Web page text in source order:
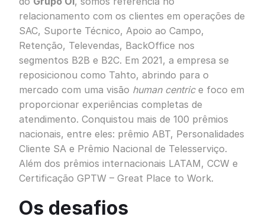
relacionamento com os clientes em operações de
SAC, Suporte Técnico, Apoio ao Campo,
Retenção, Televendas, BackOffice nos
segmentos B2B e B2C. Em 2021, a empresa se
reposicionou como Tahto, abrindo para o
mercado com uma visão human centrice foco em
proporcionar experiências completas de
atendimento. Conquistou mais de 100 prêmios
nacionais, entre eles: prêmio ABT, Personalidades
Cliente SA e Prêmio Nacional de Telesserviço.
Além dos prêmios internacionais LATAM, CCW e
Certificação GPTW – Great Place to Work.
Os desafios